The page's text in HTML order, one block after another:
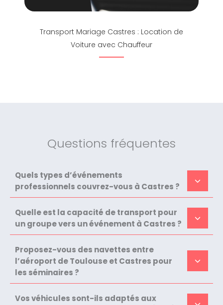
Transport Mariage Castres : Location de
Voiture avec Chauffeur
Questions fréquentes
Quels types d’événements
professionnels couvrez-vous à Castres ?
Quelle est la capacité de transport pour
un groupe vers un événement à Castres ?
Proposez-vous des navettes entre
l’aéroport de Toulouse et Castres pour
les séminaires ?
Vos véhicules sont-ils adaptés aux